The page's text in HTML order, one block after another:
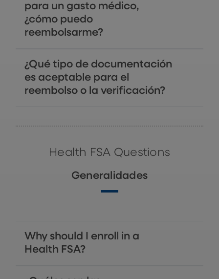
para un gasto médico,
¿cómo puedo
reembolsarme?
¿Qué tipo de documentación
es aceptable para el
reembolso o la verificación?
Health FSA Questions
Generalidades
Why should I enroll in a
Health FSA?